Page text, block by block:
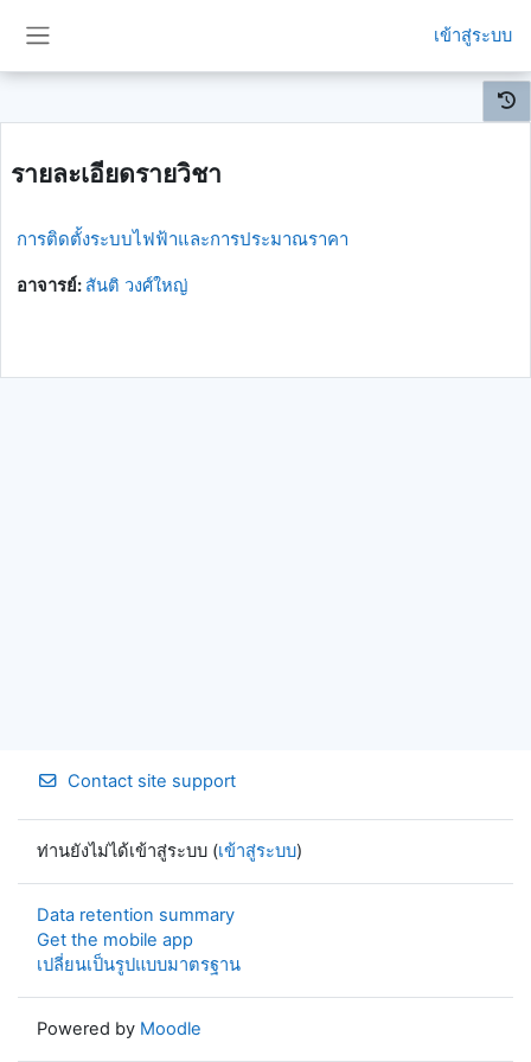
เข้าสู่ระบบ
รายละเอียดรายวิชา
การติดตั้งระบบไฟฟ้าและการประมาณราคา
อาจารย์: สันติ วงศ์ใหญ่
Contact site support
ท่านยังไม่ได้เข้าสู่ระบบ (เข้าสู่ระบบ)
Data retention summary
Get the mobile app
เปลี่ยนเป็นรูปแบบมาตรฐาน
Powered by Moodle